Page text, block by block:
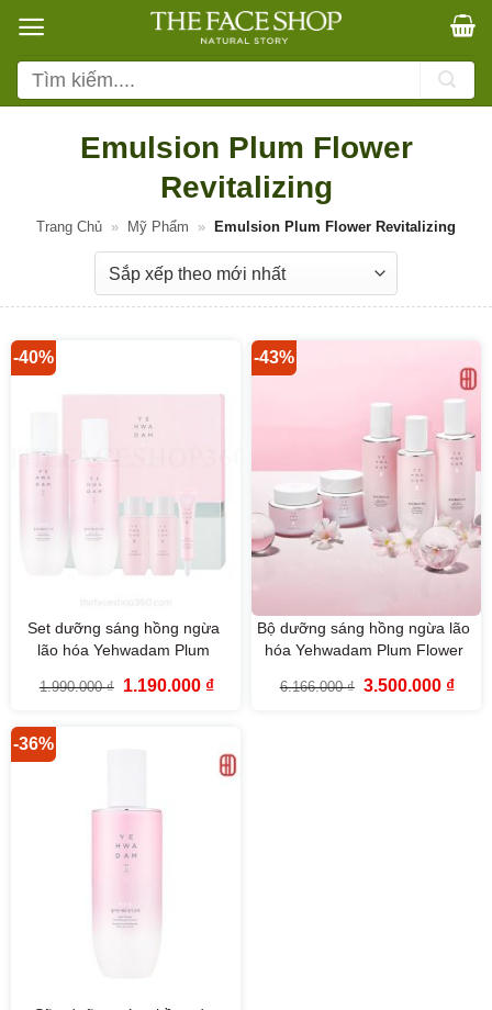
qua
nội
dung
Tìm
kiếm:
Emulsion Plum Flower
Revitalizing
Trang Chủ » Mỹ Phẩm » Emulsion Plum Flower Revitalizing
-40%
Set dưỡng sáng hồng ngừa
lão hóa Yehwadam Plum
(6SP)
1.990.000₫
Giá
1.190.000 ₫Giá
-43%
Bộ dưỡng sáng hồng ngừa lão
hóa Yehwadam Plum Flower
(5SP)
6.166.000₫ Giá
3.500.000 ₫Giá
-36%